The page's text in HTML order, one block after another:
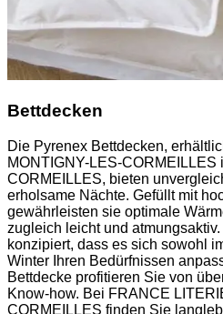
Bettdecken
Die Pyrenex Bettdecken,
MONTIGNY-LES-CORMEILLES
CORMEILLES, bieten
erholsame Nächte. Gefüllt mit
gewährleisten sie optimale
zugleich leicht und
konzipiert, dass es sich sowohl
Winter Ihren Bedürfnissen
Bettdecke profitieren Sie von
Know-how. Bei FRANCE
CORMEILLES finden Sie